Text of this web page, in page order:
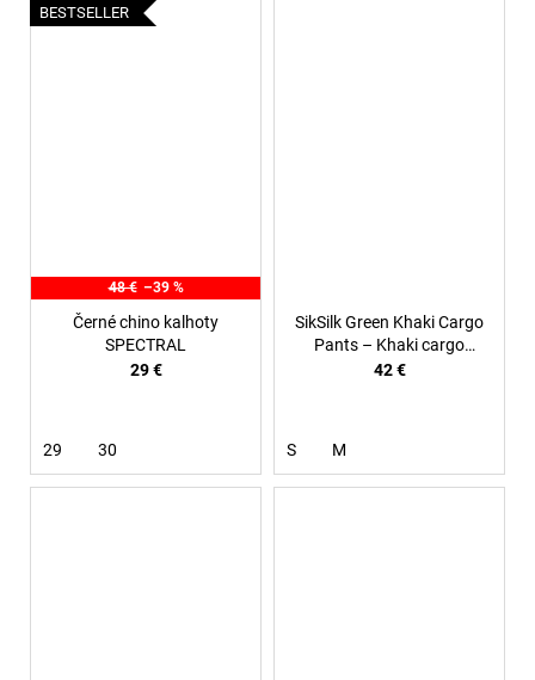
BESTSELLER
48 € –39 %
Černé chino kalhoty
SPECTRAL
29 €
29 30
SikSilk Green Khaki Cargo
Pants – Khaki cargo
kalhoty
42 €
S M